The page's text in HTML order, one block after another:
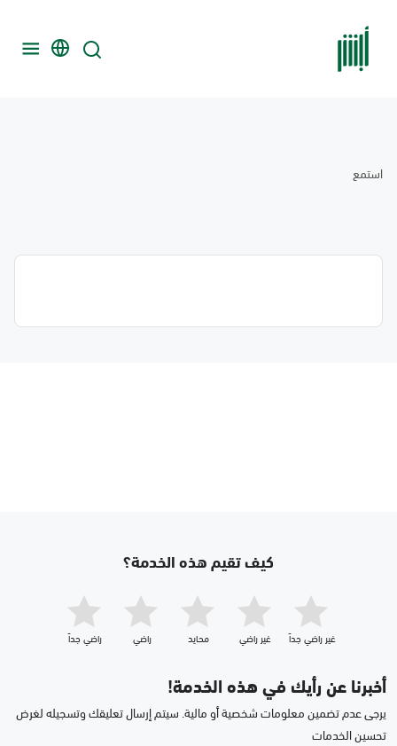
استمع
كيف تقيم هذه الخدمة؟
غير راضي جداّ غير راضي محايد راضي راضي جداّ
أخبرنا عن رأيك في هذه الخدمة!
يرجى عدم تضمين معلومات شخصية أو مالية. سيتم إرسال تعليقك وتسجيله لغرض
تحسين الخدمات